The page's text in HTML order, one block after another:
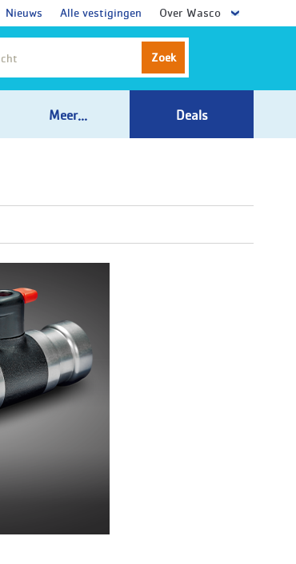
Nieuws Alle vestigingen Over Wasco
Zoek
Meer... Deals